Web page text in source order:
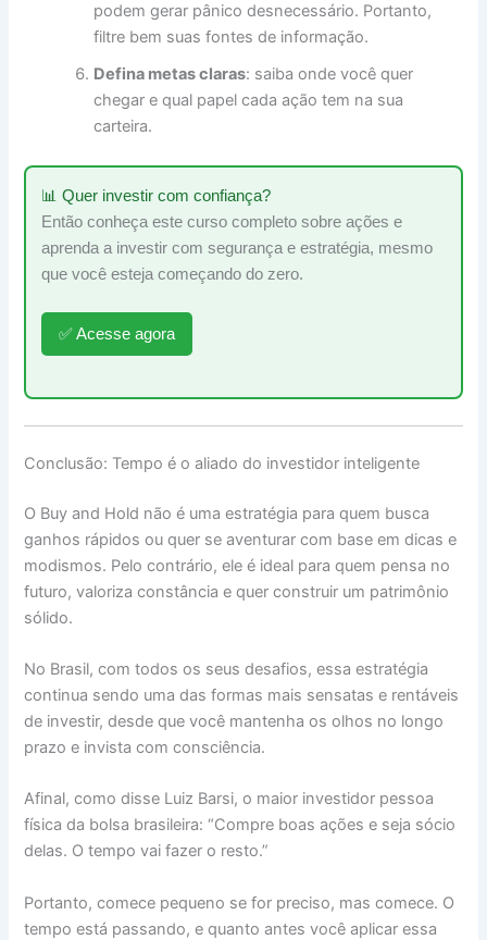
podem gerar pânico desnecessário. Portanto,
filtre bem suas fontes de informação.
Defina metas claras: saiba onde você quer
chegar e qual papel cada ação tem na sua
carteira.
📊 Quer investir com confiança?
Então conheça este curso completo sobre ações e
aprenda a investir com segurança e estratégia, mesmo
que você esteja começando do zero.
✅ Acesse agora
Conclusão: Tempo é o aliado do investidor inteligente
O Buy and Hold não é uma estratégia para quem busca
ganhos rápidos ou quer se aventurar com base em dicas e
modismos. Pelo contrário, ele é ideal para quem pensa no
futuro, valoriza constância e quer construir um patrimônio
sólido.
No Brasil, com todos os seus desafios, essa estratégia
continua sendo uma das formas mais sensatas e rentáveis
de investir, desde que você mantenha os olhos no longo
prazo e invista com consciência.
Afinal, como disse Luiz Barsi, o maior investidor pessoa
física da bolsa brasileira: “Compre boas ações e seja sócio
delas. O tempo vai fazer o resto.”
Portanto, comece pequeno se for preciso, mas comece. O
tempo está passando, e quanto antes você aplicar essa